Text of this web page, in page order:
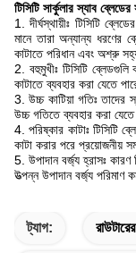
টিসিটি সার্কুলার স্যাব ব্লেডের
1. দীর্ঘস্থায়ীঃ টিসিটি
মানে তারা অন্যান্য
কাটাতে পরিধান এবং অশ্রু
2. বহুমুখীঃ টিসিটি
কাটাতে ব্যবহার করা যেতে
3. উচ্চ কাটিয়া গতিঃ তাদের
উচ্চ গতিতে ব্যবহার করা
4. পরিষ্কার কাটাঃ টিসিটি
কাটা করার পরে প্রয়োজনীয়
5. উপাদান বর্জ্য হ্রাসঃ কারণ
উত্পন্ন উপাদান বর্জ্য পরিমাণ
ট্যাগ: